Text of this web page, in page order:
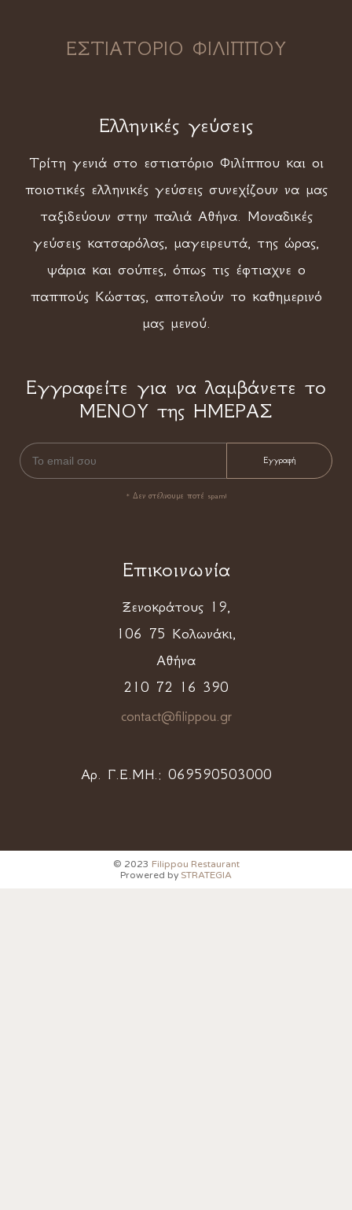
ΕΣΤΙΑΤΟΡΙΟ ΦΙΛΙΠΠΟΥ
Ελληνικές γεύσεις
Τρίτη γενιά στο εστιατόριο Φιλίππου και οι
ποιοτικές ελληνικές γεύσεις συνεχίζουν να μας
ταξιδεύουν στην παλιά Αθήνα. Μοναδικές
γεύσεις κατσαρόλας, μαγειρευτά, της ώρας,
ψάρια και σούπες, όπως τις έφτιαχνε ο
παππούς Κώστας, αποτελούν το καθημερινό
μας μενού.
Εγγραφείτε για να λαμβάνετε το
ΜΕΝΟΥ της ΗΜΕΡΑΣ
* Δεν στέλνουμε ποτέ spam!
Επικοινωνία
Ξενοκράτους 19,
106 75 Κολωνάκι,
Αθήνα
210 72 16 390
contact@filippou.gr
Αρ. Γ.Ε.ΜΗ.: 069590503000
© 2023 Filippou Restaurant
Prowered by STRATEGIA